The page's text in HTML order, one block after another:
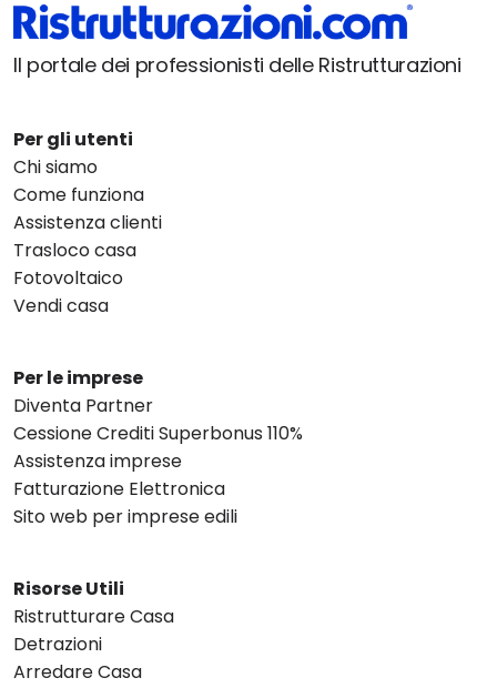
Il portale dei professionisti delle Ristrutturazioni
Per gli utenti
Chi siamo
Come funziona
Assistenza clienti
Trasloco casa
Fotovoltaico
Vendi casa
Per le imprese
Diventa Partner
Cessione Crediti Superbonus 110%
Assistenza imprese
Fatturazione Elettronica
Sito web per imprese edili
Risorse Utili
Ristrutturare Casa
Detrazioni
Arredare Casa